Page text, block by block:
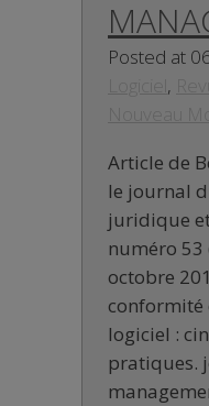
Posted at
,
Article de
le journal
juridique
numéro 53
octobre
conformité
logiciel :
pratiques.